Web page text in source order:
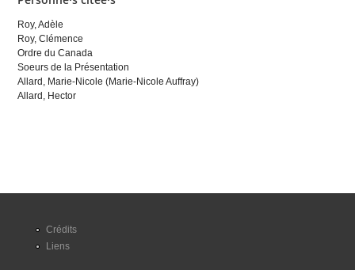
Roy, Adèle
Roy, Clémence
Ordre du Canada
Soeurs de la Présentation
Allard, Marie-Nicole (Marie-Nicole Auffray)
Allard, Hector
Crédits
Liens